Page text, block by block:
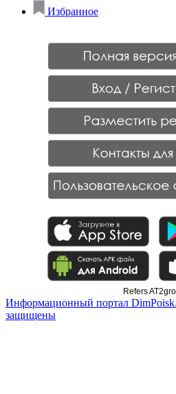
Избранное
Refers
Информационный портал
защищены